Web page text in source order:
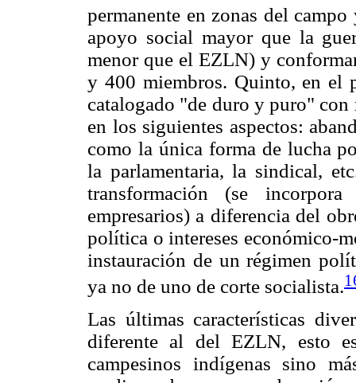
permanente en zonas del
apoyo social mayor que la
menor que el EZLN) y
y 400 miembros. Quinto, en el
catalogado "de duro y puro"
en los siguientes aspectos:
como la única forma de lucha
la parlamentaria, la sindical,
transformación (se
empresarios) a diferencia del
política o intereses económico-
instauración de un régimen
ya no de uno de corte socialista.
Las últimas características
diferente al del EZLN, esto
campesinos indígenas sino